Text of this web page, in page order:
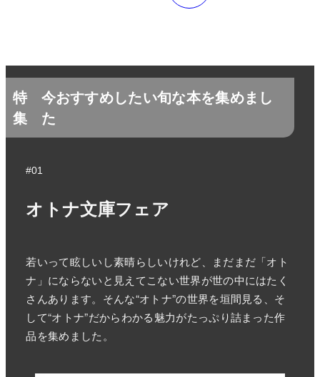
特
集
今おすすめしたい旬な本を集めまし
た
#01
オトナ文庫フェア
若いって眩しいし素晴らしいけれど、まだまだ「オト
ナ」にならないと見えてこない世界が世の中にはたく
さんあります。そんな“オトナ”の世界を垣間見る、そ
して“オトナ”だからわかる魅力がたっぷり詰まった作
品を集めました。